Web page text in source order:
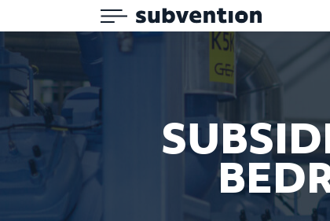
Subvention
Menu